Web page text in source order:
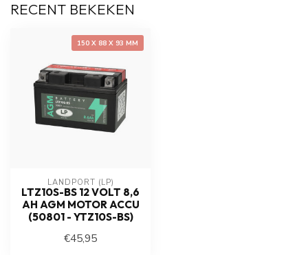
RECENT BEKEKEN
150 X 88 X 93 MM
LANDPORT (LP)
LTZ10S-BS 12 VOLT 8,6
AH AGM MOTOR ACCU
(50801 - YTZ10S-BS)
€45,95